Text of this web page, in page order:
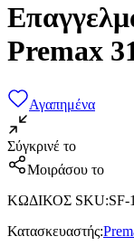
Premax
Αγαπημένα
Σύγκρινέ το
Μοιράσου το
ΚΩΔΙΚΟΣ SKU:SF-
Κατασκευαστής: